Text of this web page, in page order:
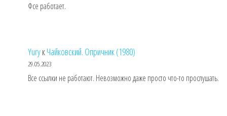
Фсе работает.
YuryкЧайковский. Опричник (1980)
29.05.2023
Все ссылки не работают. Невозможно даже просто что-то прослушать.